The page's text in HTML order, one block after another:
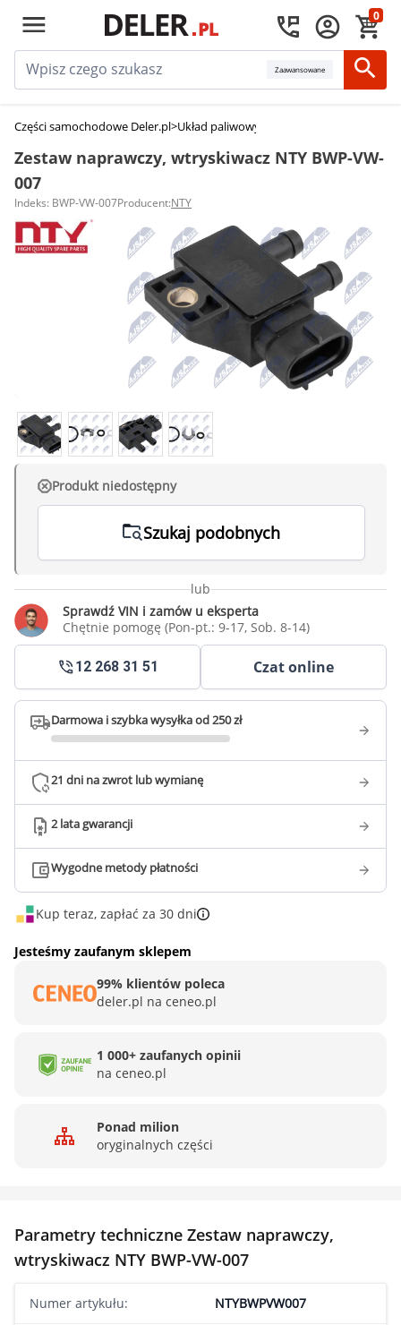
0
Zaawansowane
Części samochodowe Deler.pl>Układ paliwowy
Zestaw naprawczy, wtryskiwacz NTY BWP-VW-
007
Indeks: BWP-VW-007Producent:NTY
Produkt niedostępny
Szukaj podobnych
lub
Sprawdź VIN i zamów u eksperta
Chętnie pomogę (Pon-pt.: 9-17, Sob. 8-14)
12 268 31 51 Czat online
Darmowa i szybka wysyłka od 250 zł
21 dni na zwrot lub wymianę
2 lata gwarancji
Wygodne metody płatności
Kup teraz, zapłać za 30 dni
Jesteśmy zaufanym sklepem
99% klientów poleca
deler.pl na ceneo.pl
1 000+ zaufanych opinii
na ceneo.pl
Ponad milion
oryginalnych części
Parametry techniczne Zestaw naprawczy,
wtryskiwacz NTY BWP-VW-007
Numer artykułu: NTYBWPVW007